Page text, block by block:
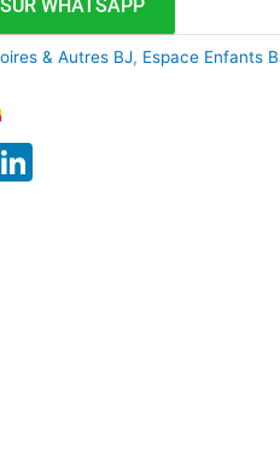
WHATSAPP
& Autres BJ, Espace Enfants